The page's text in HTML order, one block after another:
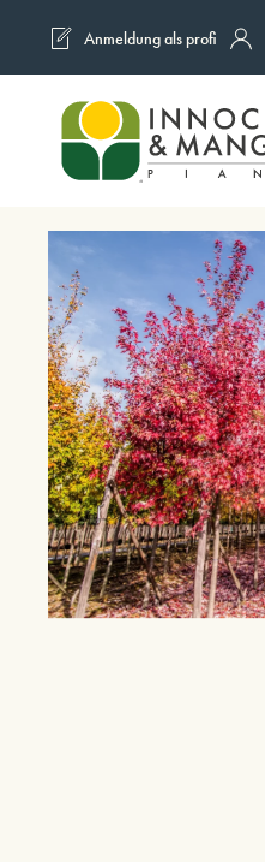
Skip to main content
Anmeldung als profi